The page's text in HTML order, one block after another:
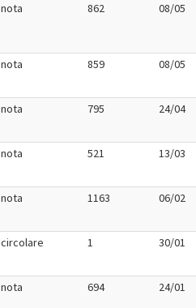
nota 862 08/05
nota 859 08/05
nota 795 24/04
nota 521 13/03
nota 1163 06/02
circolare 1 30/01
nota 694 24/01